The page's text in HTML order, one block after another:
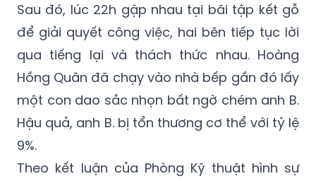
Sau đó, lúc 22h gặp nhau tại bãi tập kết gỗ
để giải quyết công việc, hai bên tiếp tục lời
qua tiếng lại và thách thức nhau. Hoàng
Hồng Quân đã chạy vào nhà bếp gần đó lấy
một con dao sắc nhọn bất ngờ chém anh B.
Hậu quả, anh B. bị tổn thương cơ thể với tỷ lệ
9%.
Theo kết luận của Phòng Kỹ thuật hình sự